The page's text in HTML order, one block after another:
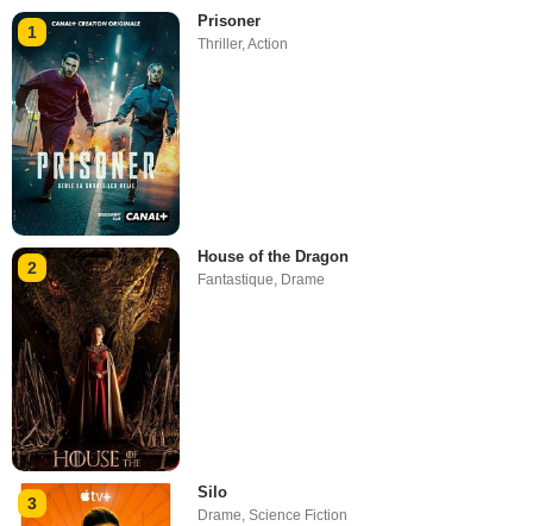
1
Prisoner
Thriller,Action
2
House of the Dragon
Fantastique, Drame
3
Silo
Drame,Science Fiction